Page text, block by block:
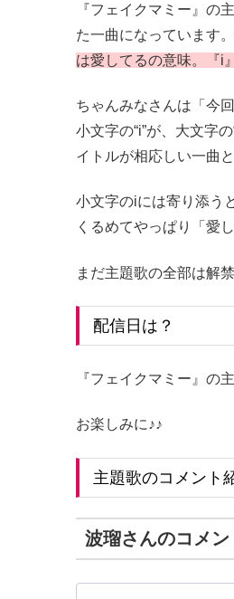
『フェイクマミー』の
た一曲になっています
は愛してるの意味。『i
ちゃんみなさんは「今
小文字の“i”が、大文字
イトルが相応しい一曲
小文字のiには寄り添う
くるめてやっぱり「愛
まだ主題歌の全部は解
配信日は？
『フェイクマミー』の
お楽しみに♪♪
主題歌のコメント
波瑠さんのコメン